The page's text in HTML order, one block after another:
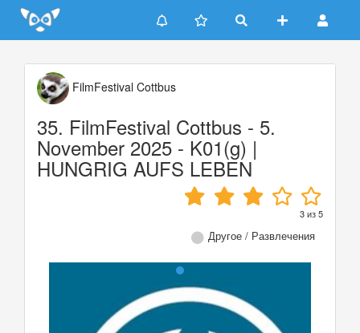
Update cookies preferences
FilmFestival Cottbus
35. FilmFestival Cottbus - 5.
November 2025 - K01(g) |
HUNGRIG AUFS LEBEN
3из5
Другое / Развлечения